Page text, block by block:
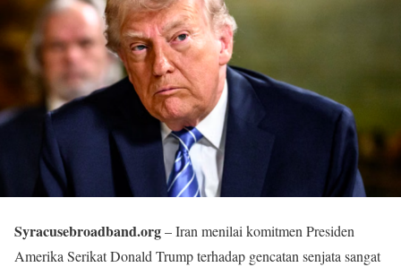
Syracusebroadband.org– Iran menilai komitmen Presiden
Amerika Serikat Donald Trump terhadap gencatan senjata sangat